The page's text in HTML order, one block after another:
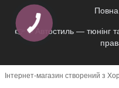
Повна
👉 © Автостиль — тюнінг
Інтернет-магазин створений з